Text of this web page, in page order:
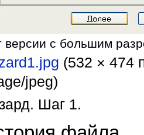
версии с большим
(532 × 474
jpeg)
Шаг 1.